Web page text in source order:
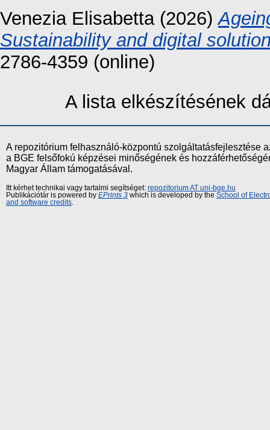
Venezia Elisabetta(2026)
Sustainability and digital
2786-4359 (online)
A lista elkészítésének
A repozitórium felhasználó-központú szolgáltatásfejlesztése
a BGE felsőfokú képzései minőségének és
Magyar Állam támogatásával.
Itt kérhet technikai vagy tartalmi segítséget: repozitorium AT uni-bge.hu
Publikációtár is powered by EPrints 3 which is developed by the School of
and software credits